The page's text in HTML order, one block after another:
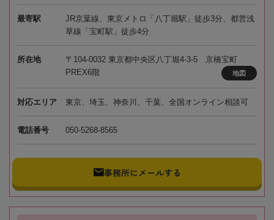
最寄駅
JR京葉線、東京メトロ「八丁堀駅」徒歩3分、都営浅
草線「宝町駅」徒歩4分
所在地
〒104-0032 東京都中央区八丁堀4-3-5 京橋宝町
PREX6階
地図
対応エリア 東京、埼玉、神奈川、千葉、全国オンライン相談可
電話番号 050-5268-8565
事務所にメールする